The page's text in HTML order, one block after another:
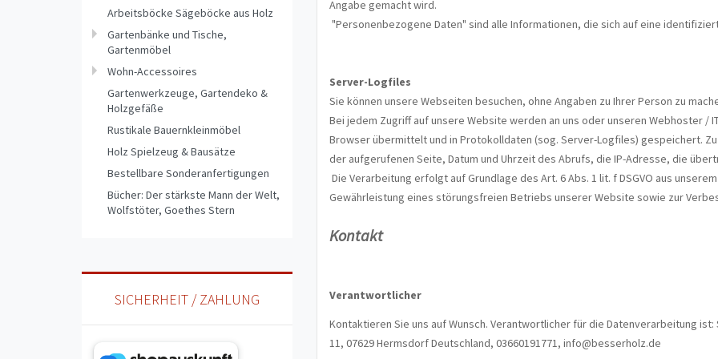
Arbeitsböcke Sägeböcke aus Holz
Gartenbänke und Tische,
Gartenmöbel
Wohn-Accessoires
Gartenwerkzeuge, Gartendeko &
Holzgefäße
Rustikale Bauernkleinmöbel
Holz Spielzeug & Bausätze
Bestellbare Sonderanfertigungen
Bücher: Der stärkste Mann der Welt,
Wolfstöter, Goethes Stern
SICHERHEIT / ZAHLUNG
Angabe gemacht wird.
"Personenbezogene Daten" sind alle Informationen, die sich auf eine
Server-Logfiles
Sie können unsere Webseiten besuchen, ohne Angaben zu Ihrer Person zu
Bei jedem Zugriff auf unsere Website werden an uns oder unseren Webhoster /
Browser übermittelt und in Protokolldaten (sog. Server-Logfiles) gespeichert.
der aufgerufenen Seite, Datum und Uhrzeit des Abrufs, die IP-Adresse, die
Die Verarbeitung erfolgt auf Grundlage des Art. 6 Abs. 1 lit. f DSGVO aus
Gewährleistung eines störungsfreien Betriebs unserer Website sowie zur
Kontakt
Verantwortlicher
Kontaktieren Sie uns auf Wunsch. Verantwortlicher für die Datenverarbeitung ist:
11, 07629HermsdorfDeutschland, 03660191771, info@besserholz.de